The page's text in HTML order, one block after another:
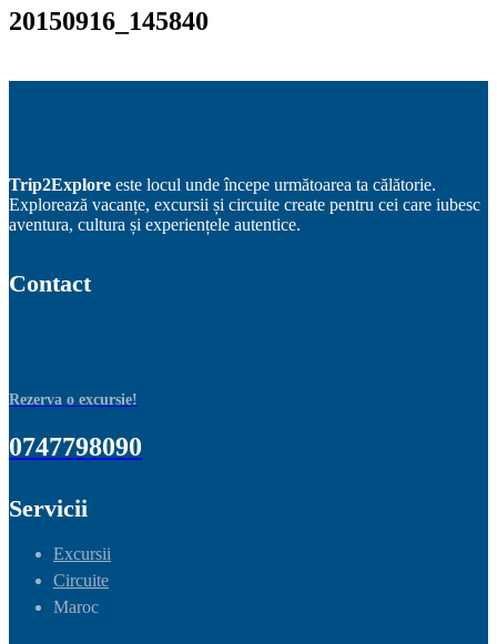
20150916_145840
Trip2Explore este locul unde începe următoarea ta călătorie.
Explorează vacanțe, excursii și circuite create pentru cei care iubesc
aventura, cultura și experiențele autentice.
Contact
Rezerva o excursie!
0747798090
Servicii
Excursii
Circuite
Maroc